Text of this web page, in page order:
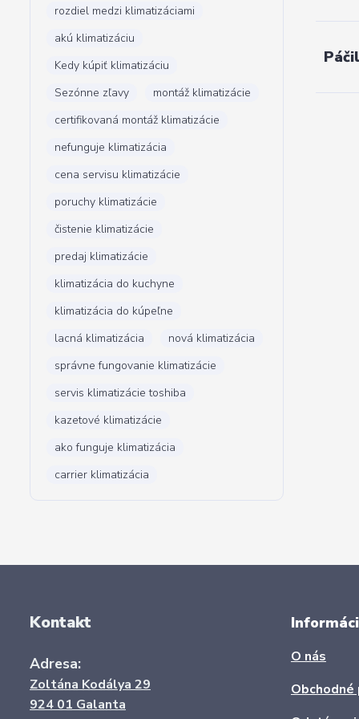
rozdiel medzi klimatizáciami
akú klimatizáciu
Kedy kúpiť klimatizáciu
Sezónne zľavy
montáž klimatizácie
certifikovaná montáž klimatizácie
nefunguje klimatizácia
cena servisu klimatizácie
poruchy klimatizácie
čistenie klimatizácie
predaj klimatizácie
klimatizácia do kuchyne
klimatizácia do kúpeľne
lacná klimatizácia
nová klimatizácia
správne fungovanie klimatizácie
servis klimatizácie toshiba
kazetové klimatizácie
ako funguje klimatizácia
carrier klimatizácia
Kontakt
Adresa:
Zoltána Kodálya 29
924 01 Galanta
O nás